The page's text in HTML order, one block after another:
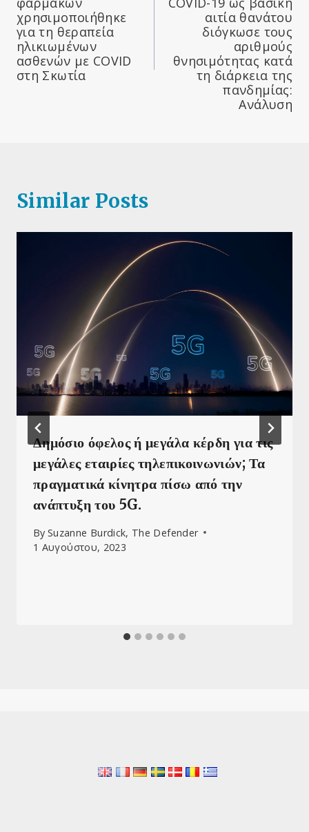
χρησιμοποιήθηκε
για τη θεραπεία
ηλικιωμένων
ασθενών με COVID
στη Σκωτία
αιτία θανάτου
διόγκωσε τους
αριθμούς
θνησιμότητας κατά
τη διάρκεια της
πανδημίας:
Ανάλυση
Similar Posts
Δημόσιο όφελος ή μεγάλα κέρδη για τις
μεγάλες εταιρίες τηλεπικοινωνιών; Τα
πραγματικά κίνητρα πίσω από την
ανάπτυξη του 5G.
By Suzanne Burdick, The Defender
1 Αυγούστου, 2023